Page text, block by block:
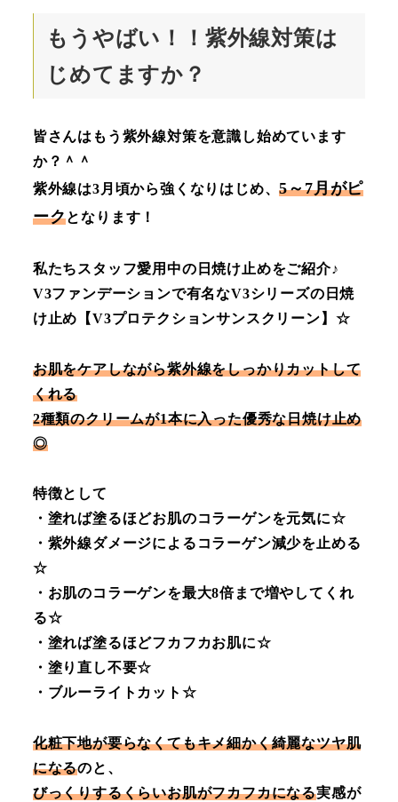
もうやばい！！紫外線対策は
じめてますか？
皆さんはもう紫外線対策を意識し始めています
か？＾＾
紫外線は3月頃から強くなりはじめ、5～7月がピ
ークとなります！
私たちスタッフ愛用中の日焼け止めをご紹介♪
V3ファンデーションで有名なV3シリーズの日焼
け止め【V3プロテクションサンスクリーン】☆
お肌をケアしながら紫外線をしっかりカットして
くれる
2種類のクリームが1本に入った優秀な日焼け止め
◎
特徴として
・塗れば塗るほどお肌のコラーゲンを元気に☆
・紫外線ダメージによるコラーゲン減少を止める
☆
・お肌のコラーゲンを最大8倍まで増やしてくれ
る☆
・塗れば塗るほどフカフカお肌に☆
・塗り直し不要☆
・ブルーライトカット☆
化粧下地が要らなくてもキメ細かく綺麗なツヤ肌
になるのと、
びっくりするくらいお肌がフカフカになる実感が